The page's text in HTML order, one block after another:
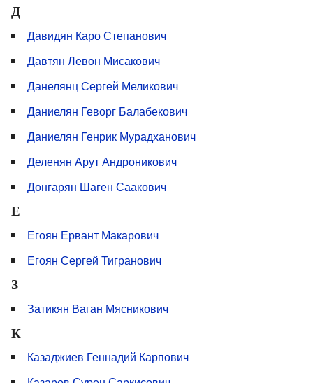
Д
Давидян Каро Степанович
Давтян Левон Мисакович
Данелянц Сергей Меликович
Даниелян Геворг Балабекович
Даниелян Генрик Мурадханович
Деленян Арут Андроникович
Донгарян Шаген Саакович
Е
Егоян Ервант Макарович
Егоян Сергей Тигранович
З
Затикян Ваган Мясникович
К
Казаджиев Геннадий Карпович